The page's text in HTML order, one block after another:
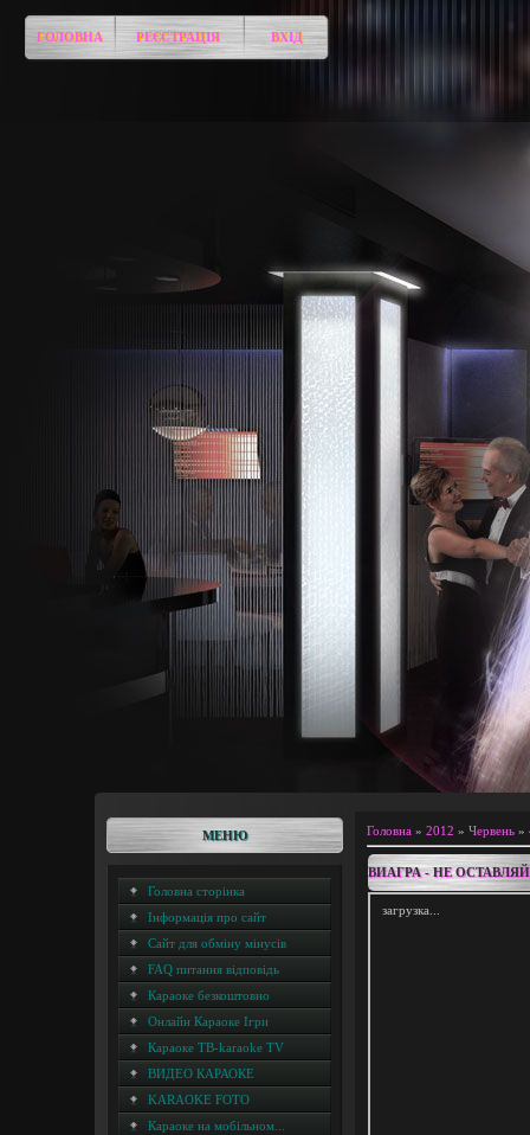
ГОЛОВНА РЕЄСТРАЦІЯ ВХІД
МЕНЮ
Головна сторінка
Інформація про сайт
Сайт для обміну мінусів
FAQ питання відповідь
Караоке безкоштовно
Онлайн Караоке Ігри
Караоке ТВ-karaoke TV
ВИДЕО КАРАОКЕ
KARAOKE FOTO
Караоке на мобільном...
Головна » 2012 » Червень »
ВИАГРА - НЕ
загрузка...